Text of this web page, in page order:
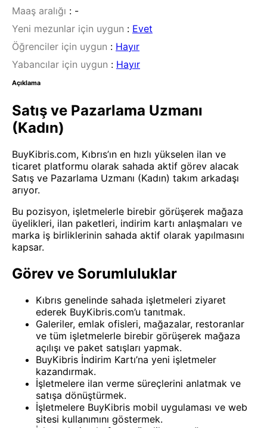
Maaş aralığı : -
Yeni mezunlar için uygun : Evet
Öğrenciler için uygun : Hayır
Yabancılar için uygun : Hayır
Açıklama
Satış ve Pazarlama Uzmanı
(Kadın)
BuyKibris.com, Kıbrıs’ın en hızlı yükselen ilan ve
ticaret platformu olarak sahada aktif görev alacak
Satış ve Pazarlama Uzmanı (Kadın) takım arkadaşı
arıyor.
Bu pozisyon, işletmelerle birebir görüşerek mağaza
üyelikleri, ilan paketleri, indirim kartı anlaşmaları ve
marka iş birliklerinin sahada aktif olarak yapılmasını
kapsar.
Görev ve Sorumluluklar
Kıbrıs genelinde sahada işletmeleri ziyaret
ederek BuyKibris.com’u tanıtmak.
Galeriler, emlak ofisleri, mağazalar, restoranlar
ve tüm işletmelerle birebir görüşerek mağaza
açılışı ve paket satışları yapmak.
BuyKibris İndirim Kartı’na yeni işletmeler
kazandırmak.
İşletmelere ilan verme süreçlerini anlatmak ve
satışa dönüştürmek.
İşletmelere BuyKibris mobil uygulaması ve web
sitesi kullanımını göstermek.